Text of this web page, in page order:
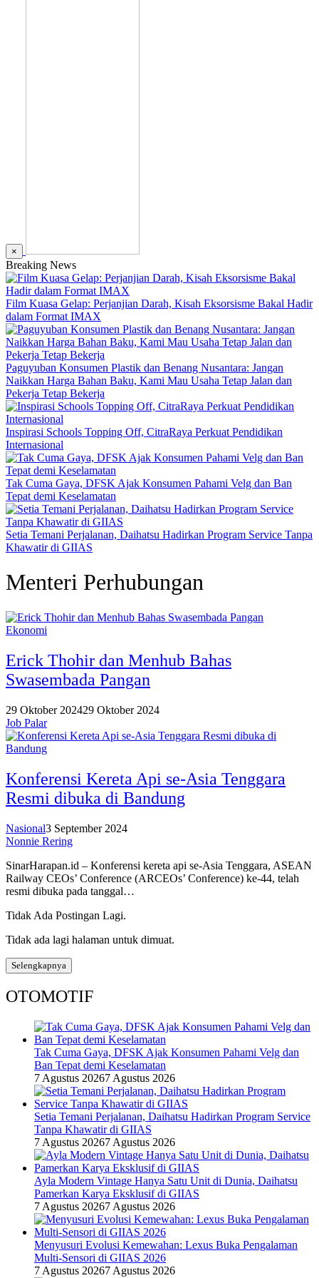
×
Breaking News
Film Kuasa Gelap: Perjanjian Darah, Kisah Eksorsisme Bakal Hadir
dalam Format IMAX
Paguyuban Konsumen Plastik dan Benang Nusantara: Jangan
Naikkan Harga Bahan Baku, Kami Mau Usaha Tetap Jalan dan
Pekerja Tetap Bekerja
Inspirasi Schools Topping Off, CitraRaya Perkuat Pendidikan
Internasional
Tak Cuma Gaya, DFSK Ajak Konsumen Pahami Velg dan Ban
Tepat demi Keselamatan
Setia Temani Perjalanan, Daihatsu Hadirkan Program Service Tanpa
Khawatir di GIIAS
Menteri Perhubungan
Ekonomi
Erick Thohir dan Menhub Bahas
Swasembada Pangan
29 Oktober 202429 Oktober 2024
Job Palar
Konferensi Kereta Api se-Asia Tenggara
Resmi dibuka di Bandung
Nasional3 September 2024
Nonnie Rering
SinarHarapan.id – Konferensi kereta api se-Asia Tenggara, ASEAN
Railway CEOs’ Conference (ARCEOs’ Conference) ke-44, telah
resmi dibuka pada tanggal…
Tidak Ada Postingan Lagi.
Tidak ada lagi halaman untuk dimuat.
Selengkapnya
OTOMOTIF
Tak Cuma Gaya, DFSK Ajak Konsumen Pahami Velg dan
Ban Tepat demi Keselamatan
7 Agustus 20267 Agustus 2026
Setia Temani Perjalanan, Daihatsu Hadirkan Program Service
Tanpa Khawatir di GIIAS
7 Agustus 20267 Agustus 2026
Ayla Modern Vintage Hanya Satu Unit di Dunia, Daihatsu
Pamerkan Karya Eksklusif di GIIAS
7 Agustus 20267 Agustus 2026
Menyusuri Evolusi Kemewahan: Lexus Buka Pengalaman
Multi-Sensori di GIIAS 2026
7 Agustus 20267 Agustus 2026